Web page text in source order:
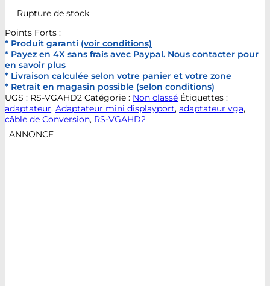
Rupture de stock
Points Forts :
* Produit garanti (voir conditions)
* Payez en 4X sans frais avec Paypal. Nous contacter pour
en savoir plus
* Livraison calculée selon votre panier et votre zone
* Retrait en magasin possible (selon conditions)
UGS : RS-VGAHD2 Catégorie : Non classé Étiquettes :
adaptateur, Adaptateur mini displayport, adaptateur vga,
câble de Conversion, RS-VGAHD2
ANNONCE